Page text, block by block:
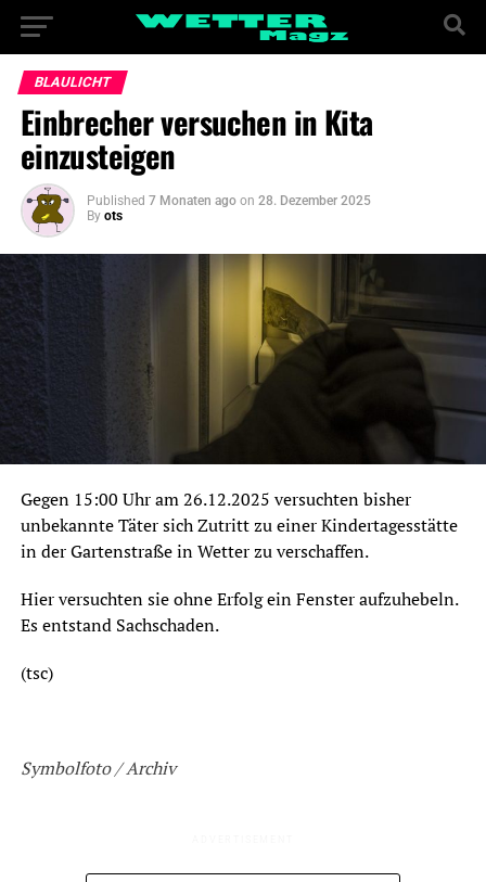
BLAULICHT
Einbrecher versuchen in Kita
einzusteigen
Published 7 Monaten ago on 28. Dezember 2025
By ots
Gegen 15:00 Uhr am 26.12.2025 versuchten bisher
unbekannte Täter sich Zutritt zu einer Kindertagesstätte
in der Gartenstraße in Wetter zu verschaffen.
Hier versuchten sie ohne Erfolg ein Fenster aufzuhebeln.
Es entstand Sachschaden.
(tsc)
Symbolfoto / Archiv